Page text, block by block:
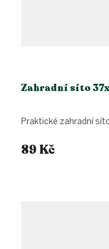
Zahradní síto
89 Kč
Praktické zahradní